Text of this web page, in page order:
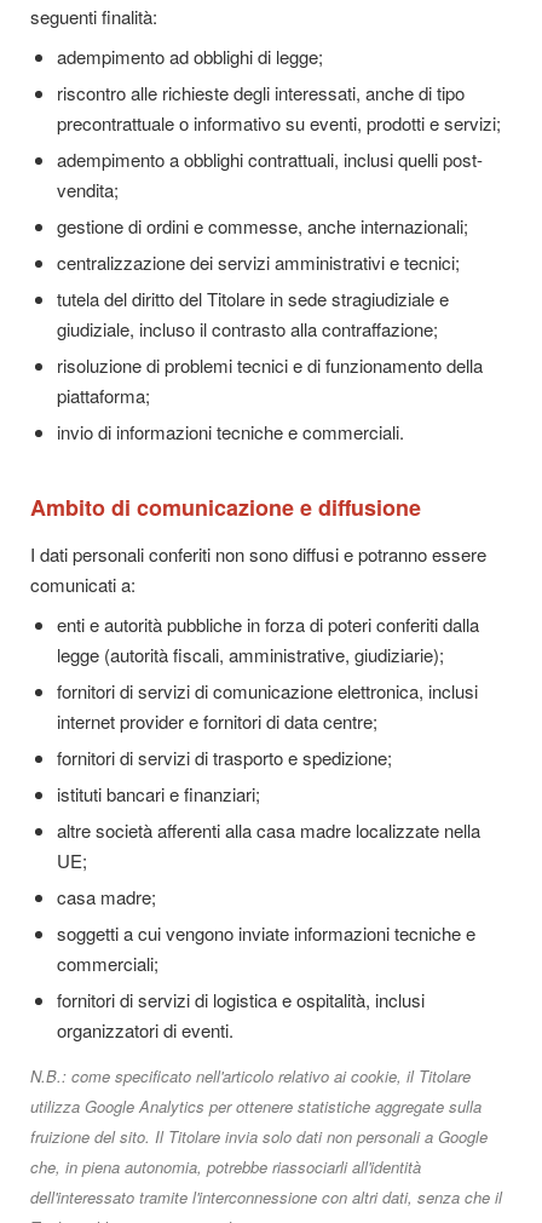
seguenti finalità:
adempimento ad obblighi di legge;
riscontro alle richieste degli interessati, anche di tipo
precontrattuale o informativo su eventi, prodotti e servizi;
adempimento a obblighi contrattuali, inclusi quelli post-
vendita;
gestione di ordini e commesse, anche internazionali;
centralizzazione dei servizi amministrativi e tecnici;
tutela del diritto del Titolare in sede stragiudiziale e
giudiziale, incluso il contrasto alla contraffazione;
risoluzione di problemi tecnici e di funzionamento della
piattaforma;
invio di informazioni tecniche e commerciali.
Ambito di comunicazione e diffusione
I dati personali conferiti non sono diffusi e potranno essere
comunicati a:
enti e autorità pubbliche in forza di poteri conferiti dalla
legge (autorità fiscali, amministrative, giudiziarie);
fornitori di servizi di comunicazione elettronica, inclusi
internet provider e fornitori di data centre;
fornitori di servizi di trasporto e spedizione;
istituti bancari e finanziari;
altre società afferenti alla casa madre localizzate nella
UE;
casa madre;
soggetti a cui vengono inviate informazioni tecniche e
commerciali;
fornitori di servizi di logistica e ospitalità, inclusi
organizzatori di eventi.
N.B.: come specificato nell'articolo relativo ai cookie, il Titolare
utilizza Google Analytics per ottenere statistiche aggregate sulla
fruizione del sito. Il Titolare invia solo dati non personali a Google
che, in piena autonomia, potrebbe riassociarli all'identità
dell'interessato tramite l'interconnessione con altri dati, senza che il